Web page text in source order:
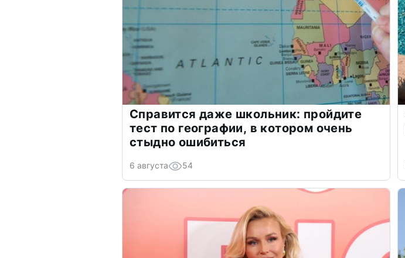
Справится даже школьник: пройдите
тест по географии, в котором очень
стыдно ошибиться
6 августа 54